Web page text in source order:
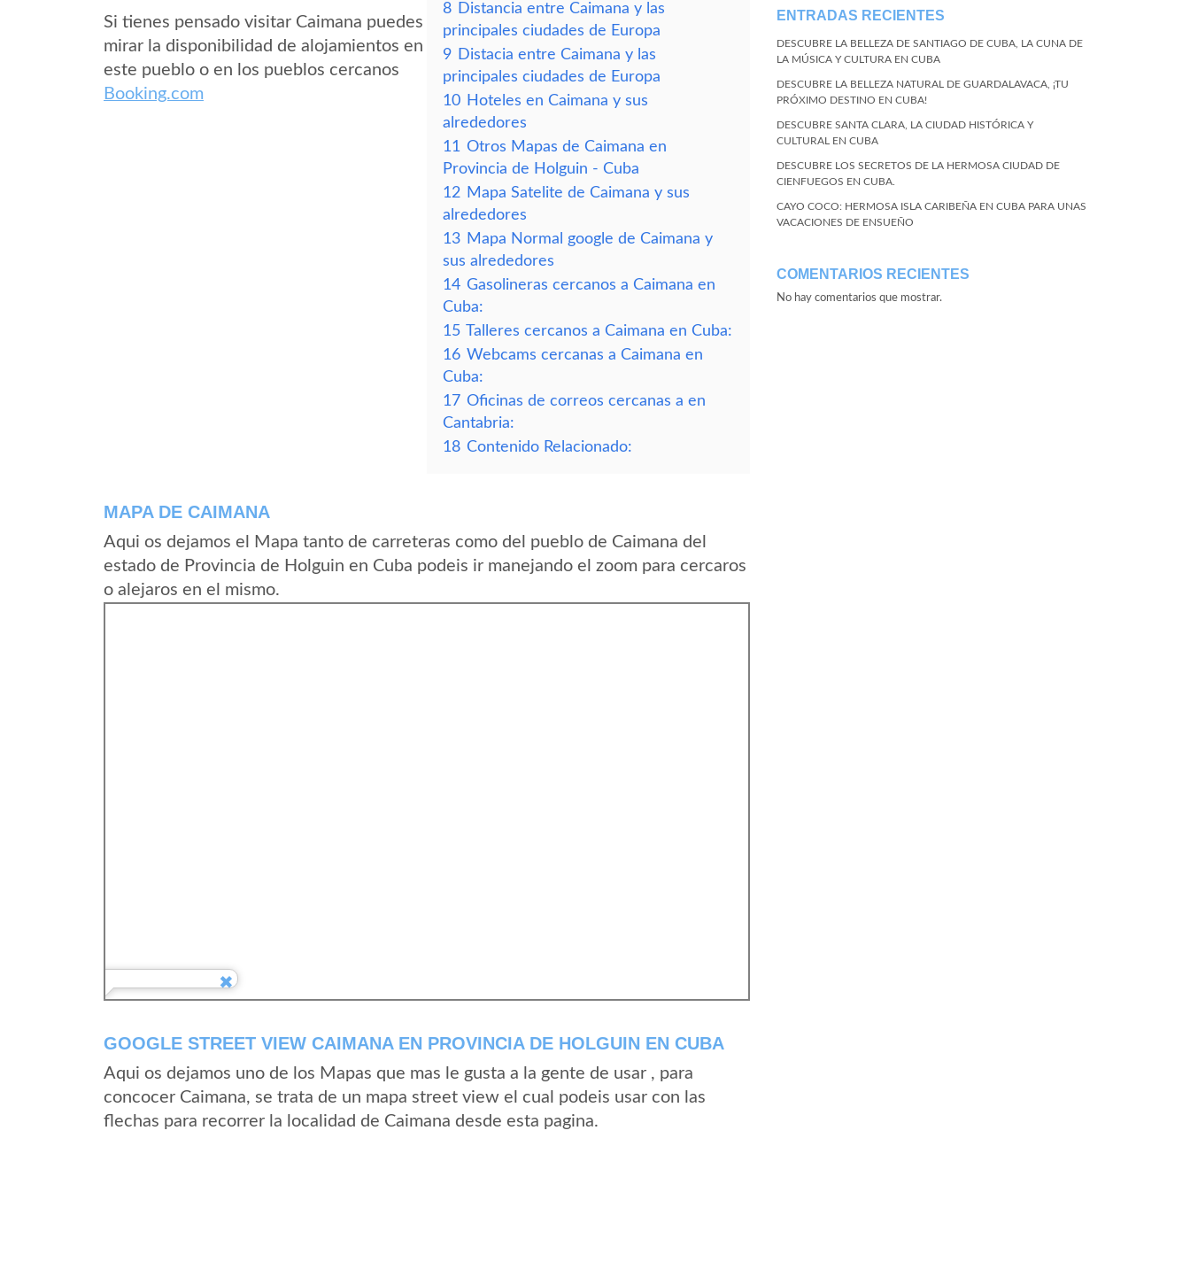
Si tienes pensado visitar Caimana puedes
mirar la disponibilidad de alojamientos en
este pueblo o en los pueblos cercanos
Booking.com
8 Distancia entre Caimana y las
principales ciudades de Europa
9 Distacia entre Caimana y las
principales ciudades de Europa
10 Hoteles en Caimana y sus
alrededores
11 Otros Mapas de Caimana en
Provincia de Holguin - Cuba
12 Mapa Satelite de Caimana y sus
alrededores
13 Mapa Normal google de Caimana y
sus alrededores
14 Gasolineras cercanos a Caimana en
Cuba:
15 Talleres cercanos a Caimana en Cuba:
16 Webcams cercanas a Caimana en
Cuba:
17 Oficinas de correos cercanas a en
Cantabria:
18 Contenido Relacionado:
MAPA DE CAIMANA
Aqui os dejamos el Mapa tanto de carreteras como del pueblo de Caimana del
estado de Provincia de Holguin en Cuba podeis ir manejando el zoom para cercaros
o alejaros en el mismo.
GOOGLE STREET VIEW CAIMANA EN PROVINCIA DE HOLGUIN EN CUBA
Aqui os dejamos uno de los Mapas que mas le gusta a la gente de usar , para
concocer Caimana, se trata de un mapa street view el cual podeis usar con las
flechas para recorrer la localidad de Caimana desde esta pagina.
ENTRADAS RECIENTES
DESCUBRE LA BELLEZA DE SANTIAGO DE CUBA, LA CUNA DE
LA MÚSICA Y CULTURA EN CUBA
DESCUBRE LA BELLEZA NATURAL DE GUARDALAVACA, ¡TU
PRÓXIMO DESTINO EN CUBA!
DESCUBRE SANTA CLARA, LA CIUDAD HISTÓRICA Y
CULTURAL EN CUBA
DESCUBRE LOS SECRETOS DE LA HERMOSA CIUDAD DE
CIENFUEGOS EN CUBA.
CAYO COCO: HERMOSA ISLA CARIBEÑA EN CUBA PARA UNAS
VACACIONES DE ENSUEÑO
COMENTARIOS RECIENTES
No hay comentarios que mostrar.